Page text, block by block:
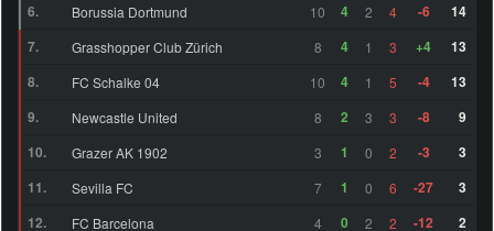
ZOM Martín Ojeda (27) 76
Claudio Mendes Vicente
RM Oliver Antman (24) 73
LF Yudong Wang (19) 64
6.
Borussia Dortmund 10 4 2 4 -6
14
7.
Grasshopper Club Zürich 8 4 1 3 +4
13
8.
FC Schalke 04 10 4 1 5 -4
13
9.
Newcastle United 8 2 3 3 -8
9
10.
Grazer AK 1902 3 1 0 2 -3
3
11.
Sevilla FC 7 1 0 6 -27
3
12.
FC Barcelona 4 0 2 2 -12
2